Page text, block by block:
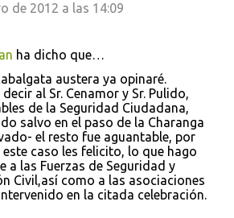
de 2012 a las 14:09
ha dicho que…
austera ya opinaré.
al Sr. Cenamor y Sr. Pulido,
de la Seguridad Ciudadana,
salvo en el paso de la Charanga
el resto fue aguantable, por
caso les felicito, lo que hago
a las Fuerzas de Seguridad y
Civil,así como a las asociaciones
en la citada celebración.